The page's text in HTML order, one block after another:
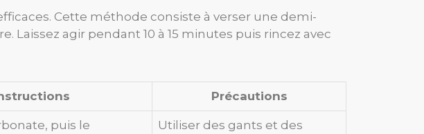
Cette méthode consiste à verser une demi-
Laissez agir pendant 10 à 15 minutes puis rincez avec
Précautions
puis le
Utiliser des gants et des